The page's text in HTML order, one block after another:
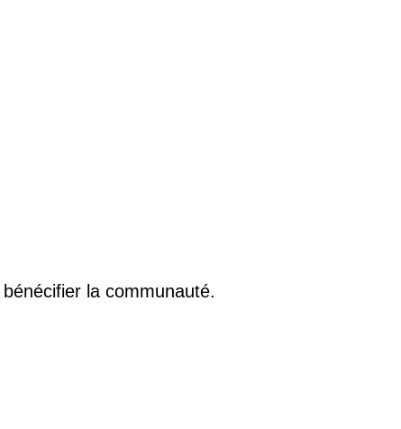
la communauté.